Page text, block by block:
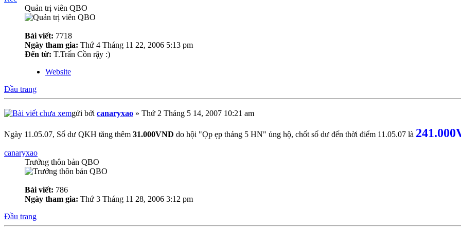
Quản trị viên QBO
Bài viết: 7718
Ngày tham gia: Thứ 4 Tháng 11 22, 2006 5:13 pm
Đến từ: T.Trấn Cồn rậy :)
Website
Đầu trang
gửi bởi canaryxao » Thứ 2 Tháng 5 14, 2007 10:21 am
Ngày 11.05.07, Số dư QKH tăng thêm 31.000VND do hội "Ọp ẹp tháng 5 HN" ủng hộ, chốt số dư đến thời điểm 11.05.07 là
canaryxao
Trưởng thôn bản QBO
Bài viết: 786
Ngày tham gia: Thứ 3 Tháng 11 28, 2006 3:12 pm
Đầu trang